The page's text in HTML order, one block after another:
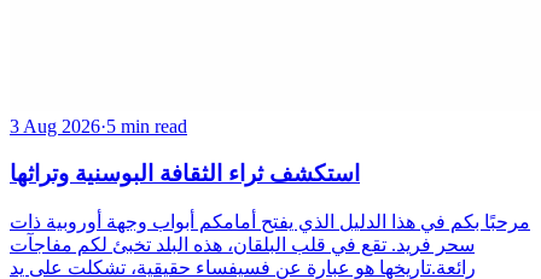
3 Aug 2026·5 min read
استكشف ثراء الثقافة البوسنية وتراثها
مرحبًا بكم في هذا الدليل الذي يفتح أمامكم أبواب وجهة أوروبية ذات
سحر فريد. تقع في قلب البلقان، هذه البلد تخبئ لكم مفاجآت
رائعة.تاريخها هو عبارة عن فسيفساء حقيقية، تشكلت على يد